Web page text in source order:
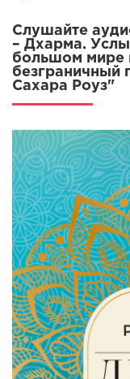
Слушайте
– Дхарма.
большом мире
безграничный
Сахара Роуз"